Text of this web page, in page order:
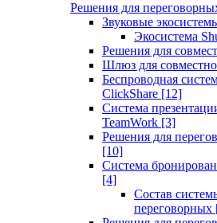
Решения для
Звуковые
Экосистема
Решения для
Шлюз для
Беспроводная
ClickShare [12]
Система
TeamWork [3]
Решения для
[10]
Система
[4]
Состав
переговорных